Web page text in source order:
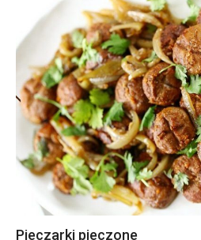
Pieczarki pieczone